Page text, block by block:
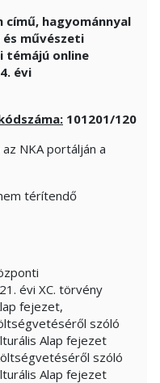
című, hagyománnyal
művészeti
témájú online
évi
101201/120
NKA portálján a
térítendő
évi XC. törvény
fejezet,
szóló
Alap fejezet
szóló
Alap fejezet